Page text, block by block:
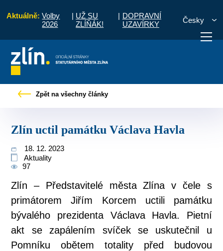
Aktuálně: Volby
2026
| UŽ SU
ZLÍŇÁK!
| DOPRAVNÍ
UZAVÍRKY
Česky
vyřídit Potřebuji zaplatit
Zpět na všechny články
Zlín uctil památku Václava Havla
18. 12. 2023
Aktuality
97
Zlín – Představitelé města Zlína v čele s
primátorem Jiřím Korcem uctili památku
bývalého prezidenta Václava Havla. Pietní
akt se zapálením svíček se uskutečnil u
Pomníku obětem totality před budovou